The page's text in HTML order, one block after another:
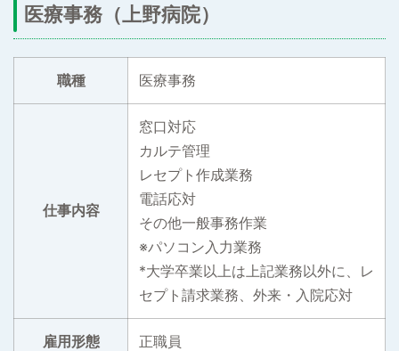
医療事務（上野病院）
職種 医療事務
仕事内容
窓口対応
カルテ管理
レセプト作成業務
電話応対
その他一般事務作業
※パソコン入力業務
*大学卒業以上は上記業務以外に、レ
セプト請求業務、外来・入院応対
雇用形態 正職員